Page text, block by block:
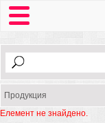
Продукция
Елемент не знайдено.